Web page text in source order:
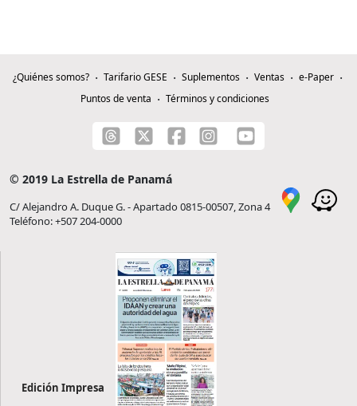
¿Quiénes somos? Tarifario GESE Suplementos Ventas
e-Paper
Puntos de venta
Términos y condiciones
© 2019 La Estrella de Panamá
C/ Alejandro A. Duque G. - Apartado 0815-00507, Zona 4
Teléfono: +507 204-0000
Edición Impresa